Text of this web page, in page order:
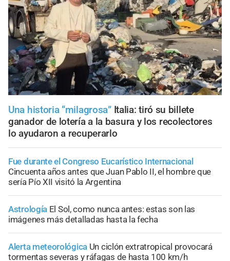
Una historia “milagrosa” Italia: tiró su billete
ganador de lotería a la basura y los recolectores
lo ayudaron a recuperarlo
Fue durante el Congreso Eucarístico Internacional
Cincuenta años antes que Juan Pablo II, el hombre que
sería Pío XII visitó la Argentina
Astrología El Sol, como nunca antes: estas son las
imágenes más detalladas hasta la fecha
Alerta meteorológica Un ciclón extratropical provocará
tormentas severas y ráfagas de hasta 100 km/h